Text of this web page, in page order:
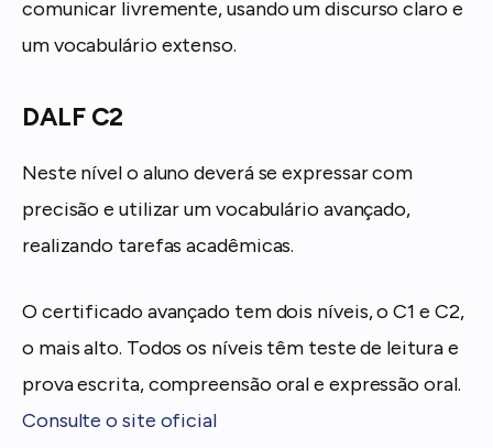
comunicar livremente, usando um discurso claro e
um vocabulário extenso.
DALF C2
Neste nível o aluno deverá se expressar com
precisão e utilizar um vocabulário avançado,
realizando tarefas acadêmicas.
O certificado avançado tem dois níveis, o C1 e C2,
o mais alto. Todos os níveis têm teste de leitura e
prova escrita, compreensão oral e expressão oral.
Consulte o site oficial